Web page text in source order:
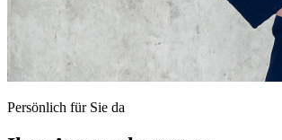
Persönlich für Sie da